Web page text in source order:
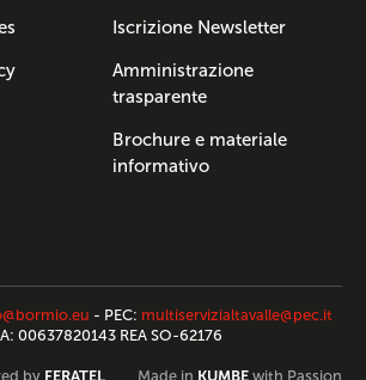
Iscrizione Newsletter
Amministrazione
trasparente
Brochure e materiale
informativo
- PEC: multiservizialtavalle@pec.it
00637820143 REA SO-62176
by FERATEL Made in KUMBE with Passion